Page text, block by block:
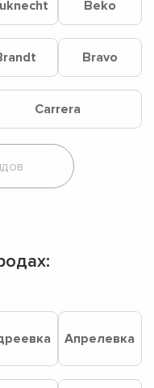
Beko
Bravo
Carrera
Апрелевка